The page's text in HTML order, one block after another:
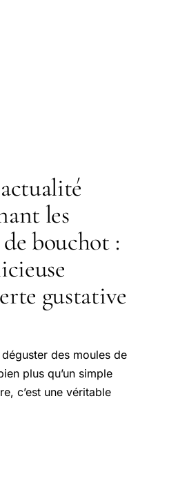
les
bouchot :
gustative
des moules de
plus qu’un simple
c’est une véritable